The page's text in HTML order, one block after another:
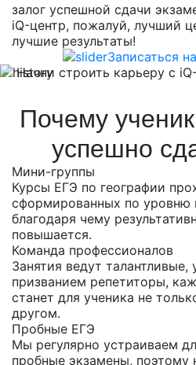
залог успешной сдачи
iQ-центр, пожалуй, лучший
лучшие результаты!
Записаться
Начни строить карьеру с
Почему
успешно
Мини-группы
Курсы ЕГЭ по географии
сформированных по уровню
благодаря чему
повышается.
Команда профессионалов
Занятия ведут
призванием репетиторы,
станет для ученика не
другом.
Пробные ЕГЭ
Мы регулярно устраиваем
пробные экзамены, поэтому